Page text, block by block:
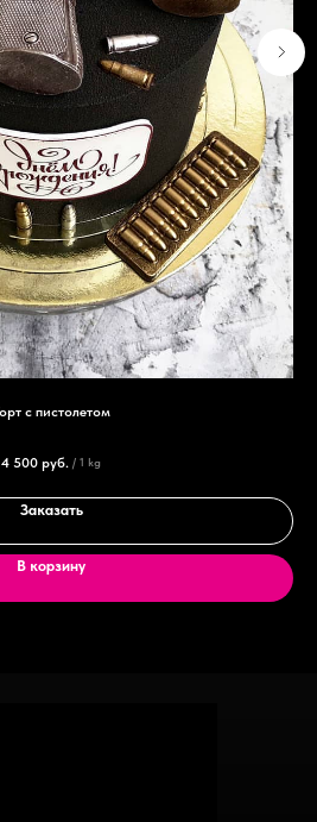
с пистолетом
4 500 руб. / 1 kg
Заказать
В корзину